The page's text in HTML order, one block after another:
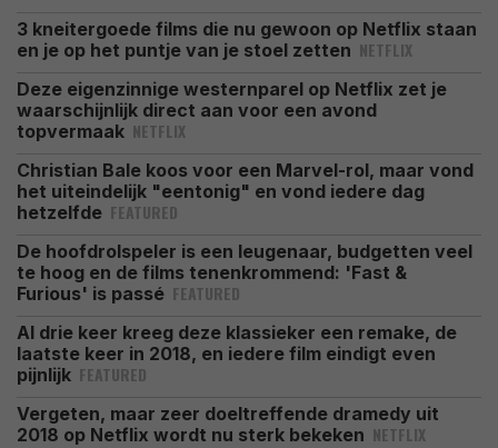
3 kneitergoede films die nu gewoon op Netflix staan
en je op het puntje van je stoel zetten NETFLIX
Deze eigenzinnige westernparel op Netflix zet je
waarschijnlijk direct aan voor een avond
topvermaak NETFLIX
Christian Bale koos voor een Marvel-rol, maar vond
het uiteindelijk "eentonig" en vond iedere dag
hetzelfde FEATURED
De hoofdrolspeler is een leugenaar, budgetten veel
te hoog en de films tenenkrommend: 'Fast &
Furious' is passé FEATURED
Al drie keer kreeg deze klassieker een remake, de
laatste keer in 2018, en iedere film eindigt even
pijnlijk FEATURED
Vergeten, maar zeer doeltreffende dramedy uit
2018 op Netflix wordt nu sterk bekeken NETFLIX